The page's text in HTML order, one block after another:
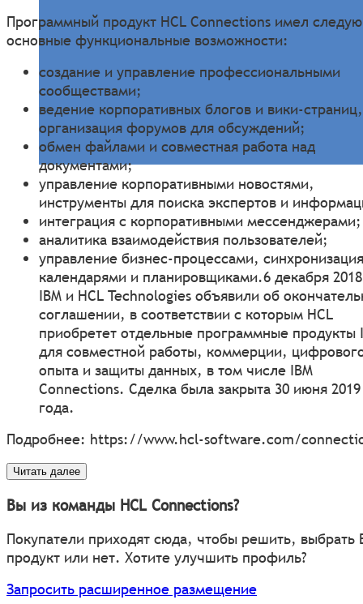
Программный продукт HCL Connections имел
основные функциональные возможности:
создание и управление профессиональными
сообществами;
ведение корпоративных блогов и вики-страниц,
организация форумов для обсуждений;
обмен файлами и совместная работа над
документами;
управление корпоративными новостями,
инструменты для поиска экспертов и
интеграция с корпоративными мессенджерами;
аналитика взаимодействия пользователей;
управление бизнес-процессами,
календарями и планировщиками.6 декабря
IBM и HCL Technologies объявили об
соглашении, в соответствии с которым HCL
приобретет отдельные программные продукты
для совместной работы, коммерции,
опыта и защиты данных, в том числе IBM
Connections. Сделка была закрыта 30 июня 2019
года.
Подробнее: https://www.hcl-software.com/
Читать далее
Вы из команды HCL Connections?
Покупатели приходят сюда, чтобы решить, выбрать
продукт или нет. Хотите улучшить профиль?
Запросить расширенное размещение